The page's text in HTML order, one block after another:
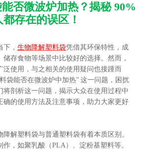
否微波炉加热？揭秘 90%
都存在的误区！
， 生物降解塑料袋凭借其环保特性，成
存食物等场景中比较好的选择。然而，
泛使用，与之相关的使用疑问也接踵而
袋能否在微波炉中加热” 这一问题，困扰
将剖析这一问题，揭示大众在使用过程中
确的使用方法及注意事项，助力大家更好
解塑料袋与普通塑料袋有着本质区别。
，如聚乳酸（PLA）、淀粉基塑料等。